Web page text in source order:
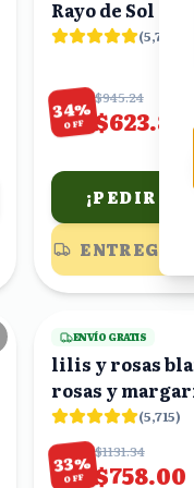
Rayo de Sol
(5,785
34%
OFF
$945.24
$623.86
¡PEDIR
ENTREGA
ENVÍO GRATIS
lilis y rosas
rosas y margaritas
rojas
(5,715)
33%
OFF
$1131.34
$758.00